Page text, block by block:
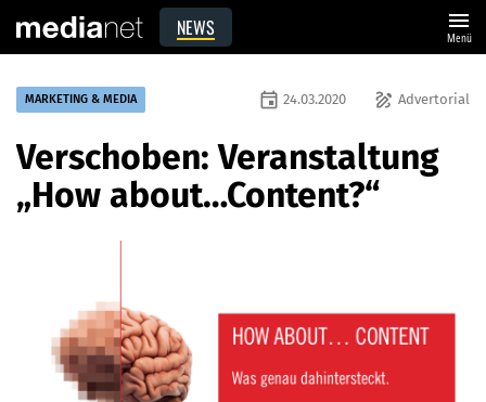
NEWS menu
Menü
MARKETING & MEDIA draw Advertorial
event 24.03.2020
Verschoben: Veranstaltung
„How about…Content?“